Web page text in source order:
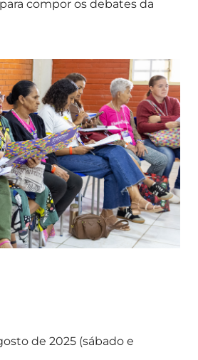
compor os debates da
de 2025 (sábado e